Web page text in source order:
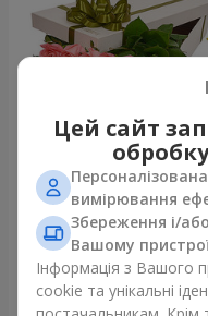
Квіти в коробці "15
троянд"
2 540 грн
Замовити
Цей сайт
вимірювання
Збереження і/
Вашому
Інформація з Вашого
cookie та унікальні